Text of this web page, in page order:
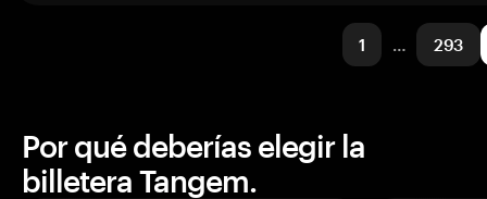
1 … 293
Por qué deberías elegir la
billetera Tangem.